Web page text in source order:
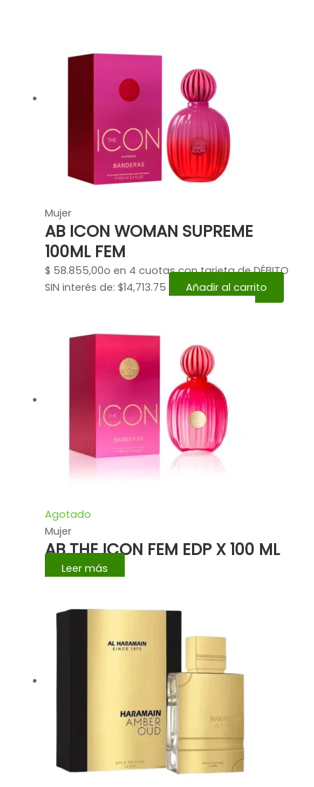
Mujer
AB ICON WOMAN SUPREME
100ML FEM
$ 58.855,00o en 4 cuotas con tarjeta de DÉBITO
SIN interés de: $14,713.75
Añadir al carrito
Agotado
Mujer
AB THE ICON FEM EDP X 100 ML
Leer más